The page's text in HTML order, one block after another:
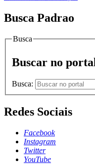
Busca Padrao
Busca
Buscar no portal
Busca:
Redes Sociais
Facebook
Instagram
Twitter
YouTube